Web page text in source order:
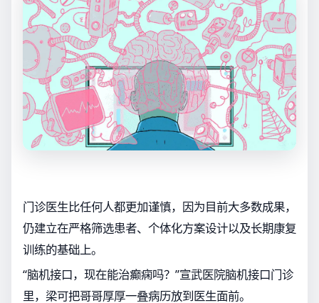
门诊医生比任何人都更加谨慎，因为目前大多数成果，
仍建立在严格筛选患者、个体化方案设计以及长期康复
训练的基础上。
“脑机接口，现在能治癫痫吗？”宣武医院脑机接口门诊
里，梁可把哥哥厚厚一叠病历放到医生面前。